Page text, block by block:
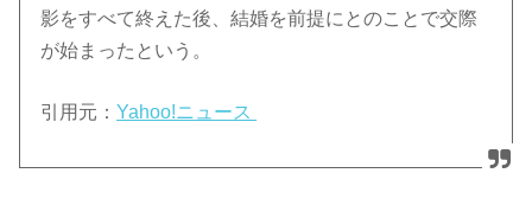
影をすべて終えた後、結婚を前提にとのことで交際
が始まったという。
引用元：Yahoo!ニュース